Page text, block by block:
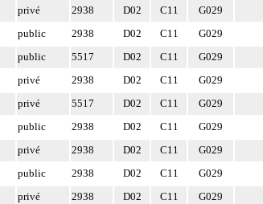
privé 2938 D02 C11 G029
public 2938 D02 C11 G029
public 5517 D02 C11 G029
privé 2938 D02 C11 G029
privé 5517 D02 C11 G029
public 2938 D02 C11 G029
privé 2938 D02 C11 G029
public 2938 D02 C11 G029
privé 2938 D02 C11 G029